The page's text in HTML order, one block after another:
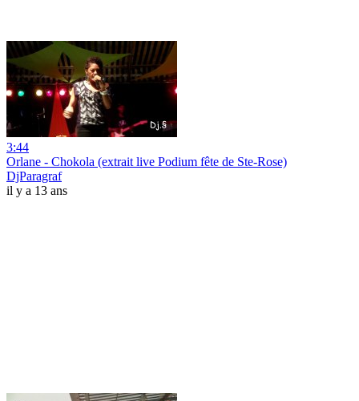
3:44
Orlane - Chokola (extrait live Podium fête de Ste-Rose)
DjParagraf
il y a 13 ans